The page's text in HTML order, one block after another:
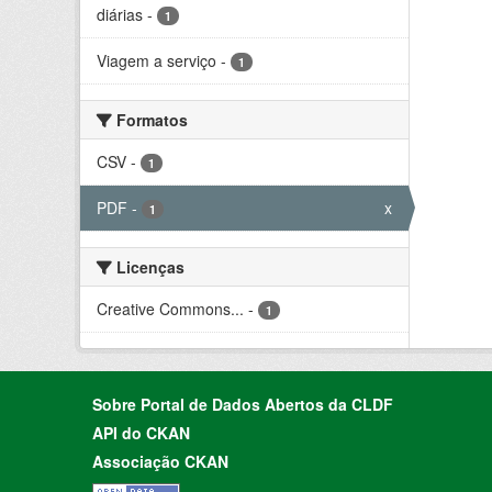
diárias - 1
Viagem a serviço - 1
Formatos
CSV - 1
PDF - 1 x
Licenças
Creative Commons... - 1
Sobre Portal de Dados Abertos da CLDF
API do CKAN
Associação CKAN